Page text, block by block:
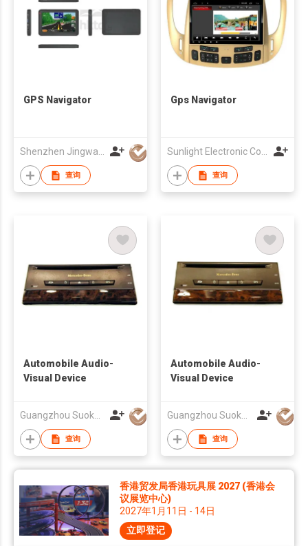
GPS Navigator
查询
Gps Navigator
查询
Automobile Audio-
Visual Device
Guangzhou Suoka Technology & Electronics Co Ltd
查询
Automobile Audio-
Visual Device
Guangzhou Suoka Technology & Electronics Co Ltd
查询
香港贸发局香港玩具展 2027 (香港会
议展览中心)
2027年1月11日 - 14日
立即登记